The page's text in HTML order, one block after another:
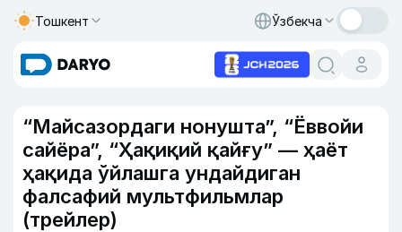
Тошкент Ўзбекча
“Майсазордаги нонушта”, “Ёввойи
сайёра”, “Ҳақиқий қайғу” — ҳаёт
ҳақида ўйлашга ундайдиган
фалсафий мультфильмлар
(трейлер)